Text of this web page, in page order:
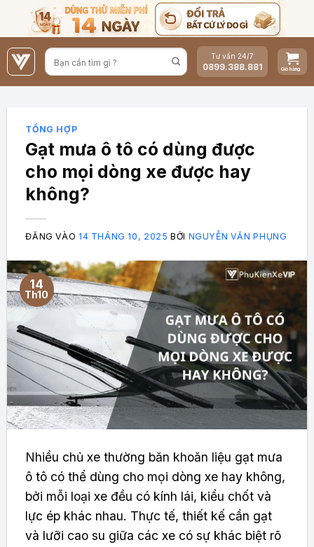
nội
dung
Tư vấn 24/7
0899.388.881
TỔNG HỢP
Gạt mưa ô tô có dùng được
cho mọi dòng xe được hay
không?
ĐĂNG VÀO 14 THÁNG 10, 2025 BỞI NGUYỄN VĂN PHỤNG
14
Th10
Nhiều chủ xe thường băn khoăn liệu gạt mưa
ô tô có thể dùng cho mọi dòng xe hay không,
bởi mỗi loại xe đều có kính lái, kiểu chốt và
lực ép khác nhau. Thực tế, thiết kế cần gạt
và lưỡi cao su giữa các xe có sự khác biệt rõ